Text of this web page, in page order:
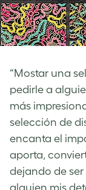
“Mostar una
pedirle a
más
selección de
encanta el
aporta,
dejando de
alguien mis